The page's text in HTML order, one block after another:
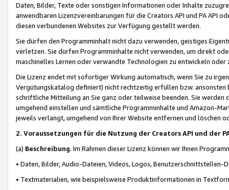
Daten, Bilder, Texte oder sonstigen Informationen oder Inhalte
anwendbaren Lizenzvereinbarungen für die Creators API und PA API
diesen verbundenen Websites zur Verfügung gestellt werden.
Sie dürfen den Programminhalt nicht dazu verwenden, geistiges
verletzen. Sie dürfen Programminhalte nicht verwenden, um direkt
maschinelles Lernen oder verwandte Technologien zu entwickeln
Die Lizenz endet mit sofortiger Wirkung automatisch, wenn Sie zu
Vergütungskatalog definiert) nicht rechtzeitig erfüllen bzw. ansonsten
schriftliche Mitteilung an Sie ganz oder teilweise beenden. Sie werden
umgehend einstellen und sämtliche Programminhalte und Amazon-
jeweils verlangt, umgehend von Ihrer Website entfernen und löschen
2. Voraussetzungen für die Nutzung der Creators API und der
(a) Beschreibung. Im Rahmen dieser Lizenz können wir Ihnen
• Daten, Bilder, Audio-Dateien, Videos, Logos, Benutzerschnittstellen-
• Textmaterialien, wie beispielsweise Produktinformationen in